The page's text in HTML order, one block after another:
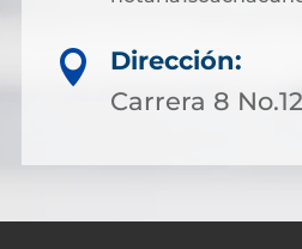

Dirección:
Carrera 8